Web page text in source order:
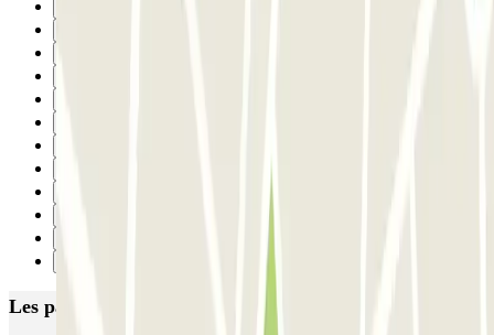
Les parkings les mieux notés à Marseille